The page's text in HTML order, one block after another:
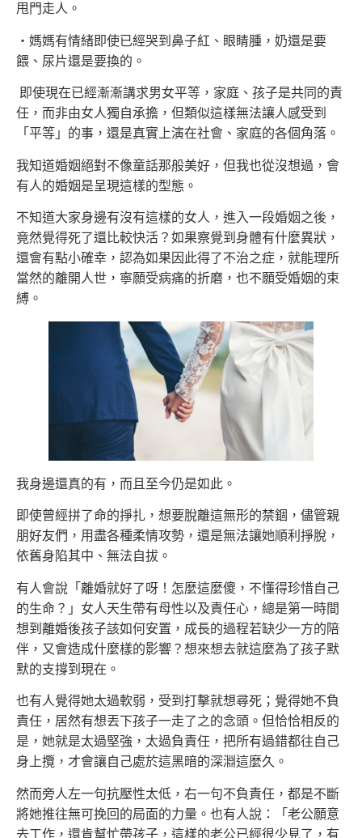
甩門走人。
‧媽媽有情緒即使已經哭到鼻子紅、眼睛腫，奶還是要
餵、尿片還是要換的。
即使現在已經漸漸講求男女平等，家庭、孩子是共同的責
任，而非由女人獨自承擔，但類似這樣無法讓人感受到
「平等」的事，還是真實上演在社會、家庭的各個角落。
我知道婚姻絕對不像童話那般美好，但我也從沒想過，會
有人的婚姻是呈現這樣的型態。
不知道大家身邊有沒有這樣的女人，進入一段婚姻之後，
竟然覺得死了還比較快活？如果察覺到身體有什麼異狀，
還會有點小確幸，認為如果因此得了不治之症，就能理所
當然的離開人世，寧願受病痛的折磨，也不願受婚姻的束
縛。
我身邊還真的有，而且至今仍是如此。
即使曾經拼了命的掙扎，想要脫離這無形的禁錮，儘管親
朋好友們，用盡各種柔情攻勢，還是無法讓她順利掙脫，
依舊身陷其中、無法自拔。
有人會說「離婚就好了呀！怎麼這麼傻，不懂得珍惜自己
的生命？」女人天生帶有母性以及責任心，總是第一時間
想到離婚後孩子該如何安置，成長的過程若缺少一方的陪
伴，又會造成什麼樣的影響？想來想去就這麼為了孩子默
默的支撐到現在。
也有人覺得她太過軟弱，受到打擊就想尋死；覺得她不負
責任，居然有想丟下孩子一走了之的念頭。但恰恰相反的
是，她就是太過堅強，太過負責任，把所有過錯都往自己
身上攬，才會讓自己處於這黑暗的深淵這麼久。
然而旁人左一句抗壓性太低，右一句不負責任，都是不斷
將她推往無可挽回的局面的力量。也有人說：「老公願意
去工作，還肯幫忙帶孩子，這樣的老公已經很少見了，有